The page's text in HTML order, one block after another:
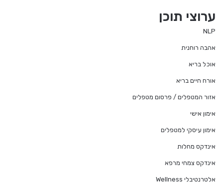
ערוצי תוכן
NLP
אהבה רוחנית
אוכל בריא
אורח חיים בריא
אזור המטפלים / פרסום מטפלים
אימון אישי
אימון עיסקי למטפלים
אינדקס מחלות
אינדקס צמחי מרפא
אלטרנטיבלי Wellness